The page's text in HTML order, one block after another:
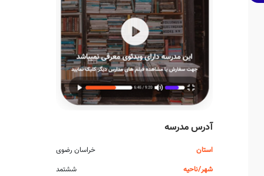
آدرس مدرسه
استان
خراسان رضوی
شهر/ناحیه
ششتمد